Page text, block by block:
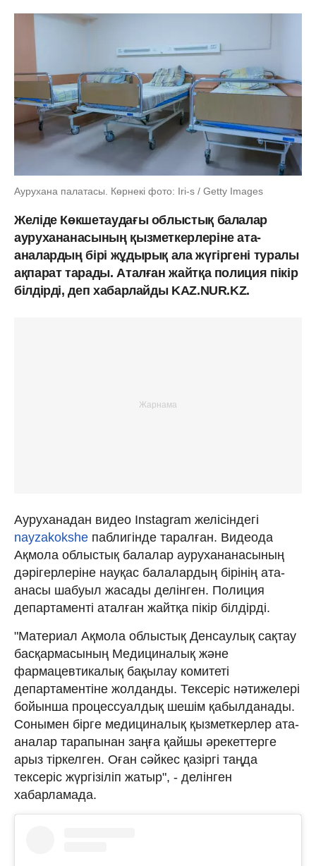
Аурухана палатасы. Көрнекі фото: Iri-s / Getty Images
Желіде Көкшетаудағы облыстық балалар
аурухананасының қызметкерлеріне ата-
аналардың бірі жұдырық ала жүгіргені туралы
ақпарат тарады. Аталған жайтқа полиция пікір
білдірді, деп хабарлайды KAZ.NUR.KZ.
Ауруханадан видео Instagram желісіндегі
nayzakokshe паблигінде таралған. Видеода
Ақмола облыстық балалар аурухананасының
дәрігерлеріне науқас балалардың бірінің ата-
анасы шабуыл жасады делінген. Полиция
департаменті аталған жайтқа пікір білдірді.
"Материал Ақмола облыстық Денсаулық сақтау
басқармасының Медициналық және
фармацевтикалық бақылау комитеті
департаментіне жолданды. Тексеріс нәтижелері
бойынша процессуалдық шешім қабылданады.
Сонымен бірге медициналық қызметкерлер ата-
аналар тарапынан заңға қайшы әрекеттерге
арыз тіркелген. Оған сәйкес қазіргі таңда
тексеріс жүргізіліп жатыр", - делінген
хабарламада.